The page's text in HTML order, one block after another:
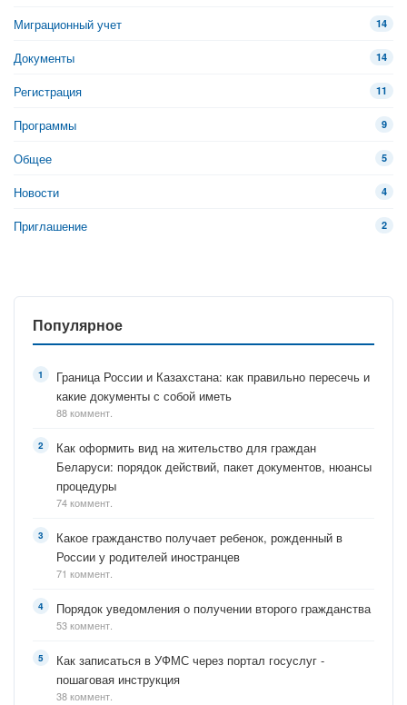
Миграционный учет 14
Документы 14
Регистрация 11
Программы 9
Общее 5
Новости 4
Приглашение 2
Популярное
Граница России и Казахстана: как правильно пересечь и
какие документы с собой иметь
88 коммент.
Как оформить вид на жительство для граждан
Беларуси: порядок действий, пакет документов, нюансы
процедуры
74 коммент.
Какое гражданство получает ребенок, рожденный в
России у родителей иностранцев
71 коммент.
Порядок уведомления о получении второго гражданства
53 коммент.
Как записаться в УФМС через портал госуслуг -
пошаговая инструкция
38 коммент.